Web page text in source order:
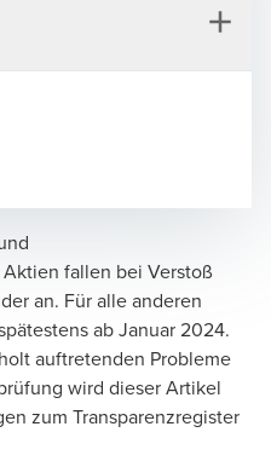
fallen bei Verstoß
an. Für alle anderen
ab Januar 2024.
auftretenden Probleme
wird dieser Artikel
zum Transparenzregister
Geschäftsführer, Tax &